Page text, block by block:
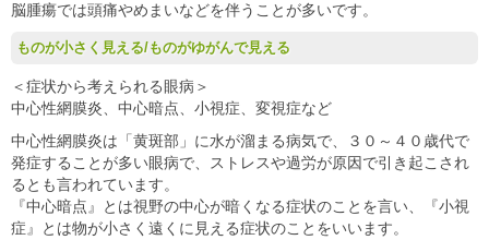
脳腫瘍では頭痛やめまいなどを伴うことが多いです。
ものが小さく見える/ものがゆがんで見える
＜症状から考えられる眼病＞
中心性網膜炎、中心暗点、小視症、変視症など
中心性網膜炎は「黄斑部」に水が溜まる病気で、３０～４０歳代で
発症することが多い眼病で、ストレスや過労が原因で引き起こされ
るとも言われています。
『中心暗点』とは視野の中心が暗くなる症状のことを言い、『小視
症』とは物が小さく遠くに見える症状のことをいいます。